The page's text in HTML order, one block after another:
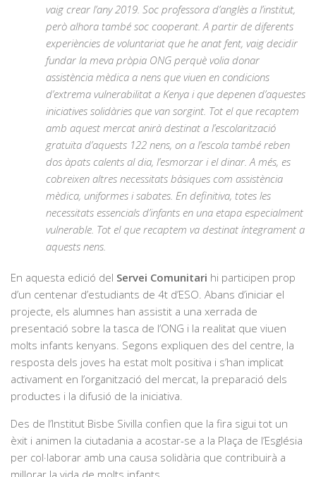
vaig crear l’any 2019. Soc professora d’anglès a l’institut,
però alhora també soc cooperant. A partir de diferents
experiències de voluntariat que he anat fent, vaig decidir
fundar la meva pròpia ONG perquè volia donar
assistència mèdica a nens que viuen en condicions
d’extrema vulnerabilitat a Kenya i que depenen d’aquestes
iniciatives solidàries que van sorgint. Tot el que recaptem
amb aquest mercat anirà destinat a l’escolarització
gratuïta d’aquests 122 nens, on a l’escola també reben
dos àpats calents al dia, l’esmorzar i el dinar. A més, es
cobreixen altres necessitats bàsiques com assistència
mèdica, uniformes i sabates. En definitiva, totes les
necessitats essencials d’infants en una etapa especialment
vulnerable. Tot el que recaptem va destinat íntegrament a
aquests nens.
En aquesta edició del Servei Comunitari hi participen prop
d’un centenar d’estudiants de 4t d’ESO. Abans d’iniciar el
projecte, els alumnes han assistit a una xerrada de
presentació sobre la tasca de l’ONG i la realitat que viuen
molts infants kenyans. Segons expliquen des del centre, la
resposta dels joves ha estat molt positiva i s’han implicat
activament en l’organització del mercat, la preparació dels
productes i la difusió de la iniciativa.
Des de l’Institut Bisbe Sivilla confien que la fira sigui tot un
èxit i animen la ciutadania a acostar-se a la Plaça de l’Església
per col·laborar amb una causa solidària que contribuirà a
millorar la vida de molts infants.